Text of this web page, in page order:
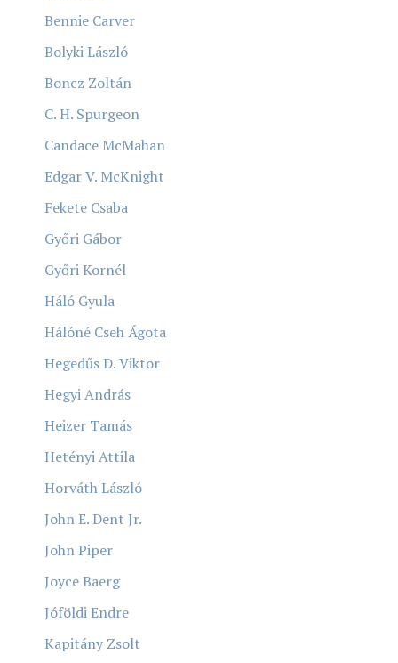
Bennie Carver
Bolyki László
Boncz Zoltán
C. H. Spurgeon
Candace McMahan
Edgar V. McKnight
Fekete Csaba
Győri Gábor
Győri Kornél
Háló Gyula
Hálóné Cseh Ágota
Hegedűs D. Viktor
Hegyi András
Heizer Tamás
Hetényi Attila
Horváth László
John E. Dent Jr.
John Piper
Joyce Baerg
Jóföldi Endre
Kapitány Zsolt